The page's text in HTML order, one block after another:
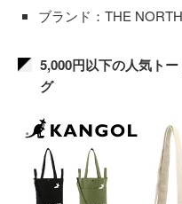
ブランド：THE
5,000円以下の人気ト
グ